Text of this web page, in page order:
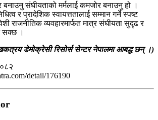
संघीयताको मर्मलाई कमजोर बनाउनु हो ।
र प्रादेशिक स्वायत्ततालाई सम्मान गर्ने स्पष्ट
राजनीतिक व्यवहारमार्फत मात्र संघीयता सुदृढ र
सक्छ ।
डेमोक्रेसी रिसोर्स सेन्टर नेपालमा आबद्ध छन् ।)
detail/176190